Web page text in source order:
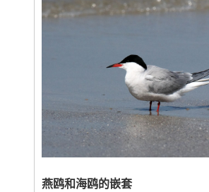
燕鸥和海鸥的嵌套